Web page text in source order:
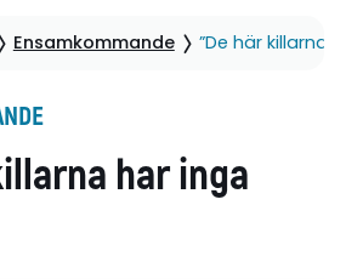
Ensamkommande ”De här killarna
har inga